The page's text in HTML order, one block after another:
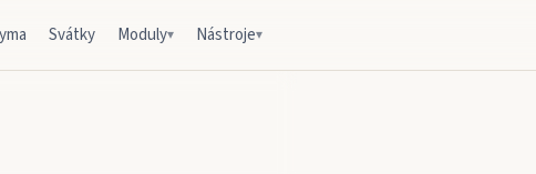
Svátky Moduly▾ Nástroje▾